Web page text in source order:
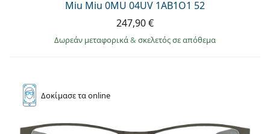
Miu Miu 0MU 04UV 1AB1O1 52
247,90 €
Δωρεάν μεταφορικά& σκελετός σε απόθεμα
Δοκίμασετα online